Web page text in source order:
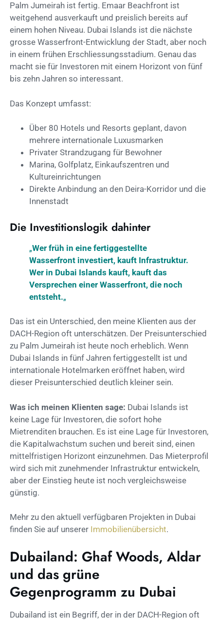
Palm Jumeirah ist fertig. Emaar Beachfront ist
weitgehend ausverkauft und preislich bereits auf
einem hohen Niveau. Dubai Islands ist die nächste
grosse Wasserfront-Entwicklung der Stadt, aber noch
in einem frühen Erschliessungsstadium. Genau das
macht sie für Investoren mit einem Horizont von fünf
bis zehn Jahren so interessant.
Das Konzept umfasst:
Über 80 Hotels und Resorts geplant, davon
mehrere internationale Luxusmarken
Privater Strandzugang für Bewohner
Marina, Golfplatz, Einkaufszentren und
Kultureinrichtungen
Direkte Anbindung an den Deira-Korridor und die
Innenstadt
Die Investitionslogik dahinter
„Wer früh in eine fertiggestellte
Wasserfront investiert, kauft Infrastruktur.
Wer in Dubai Islands kauft, kauft das
Versprechen einer Wasserfront, die noch
entsteht.„
Das ist ein Unterschied, den meine Klienten aus der
DACH-Region oft unterschätzen. Der Preisunterschied
zu Palm Jumeirah ist heute noch erheblich. Wenn
Dubai Islands in fünf Jahren fertiggestellt ist und
internationale Hotelmarken eröffnet haben, wird
dieser Preisunterschied deutlich kleiner sein.
Was ich meinen Klienten sage: Dubai Islands ist
keine Lage für Investoren, die sofort hohe
Mietrenditen brauchen. Es ist eine Lage für Investoren,
die Kapitalwachstum suchen und bereit sind, einen
mittelfristigen Horizont einzunehmen. Das Mieterprofil
wird sich mit zunehmender Infrastruktur entwickeln,
aber der Einstieg heute ist noch vergleichsweise
günstig.
Mehr zu den aktuell verfügbaren Projekten in Dubai
finden Sie auf unserer Immobilienübersicht.
Dubailand: Ghaf Woods, Aldar
und das grüne
Gegenprogramm zu Dubai
Dubailand ist ein Begriff, der in der DACH-Region oft